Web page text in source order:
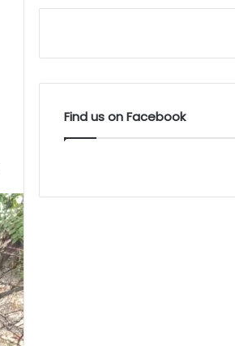
Find us on Facebook